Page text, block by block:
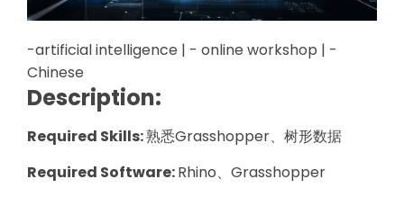
-artificial intelligence | - online workshop | -
Chinese
Description:
Required Skills:熟悉Grasshopper、树形数据
Required Software:Rhino、Grasshopper